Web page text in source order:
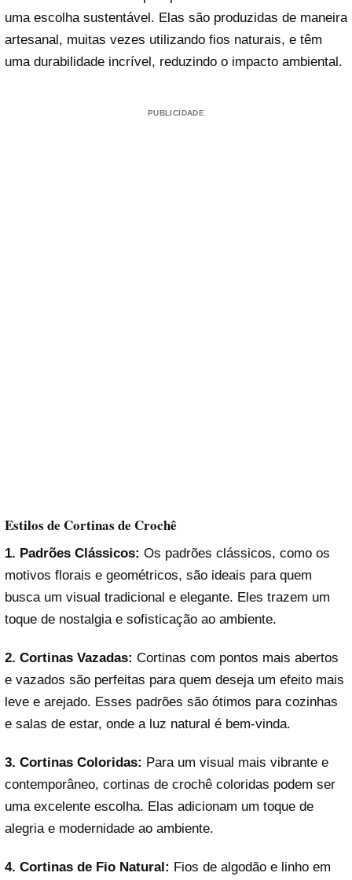
uma escolha sustentável. Elas são produzidas de maneira
artesanal, muitas vezes utilizando fios naturais, e têm
uma durabilidade incrível, reduzindo o impacto ambiental.
PUBLICIDADE
Estilos de Cortinas de Crochê
1. Padrões Clássicos: Os padrões clássicos, como os
motivos florais e geométricos, são ideais para quem
busca um visual tradicional e elegante. Eles trazem um
toque de nostalgia e sofisticação ao ambiente.
2. Cortinas Vazadas: Cortinas com pontos mais abertos
e vazados são perfeitas para quem deseja um efeito mais
leve e arejado. Esses padrões são ótimos para cozinhas
e salas de estar, onde a luz natural é bem-vinda.
3. Cortinas Coloridas: Para um visual mais vibrante e
contemporâneo, cortinas de crochê coloridas podem ser
uma excelente escolha. Elas adicionam um toque de
alegria e modernidade ao ambiente.
4. Cortinas de Fio Natural: Fios de algodão e linho em